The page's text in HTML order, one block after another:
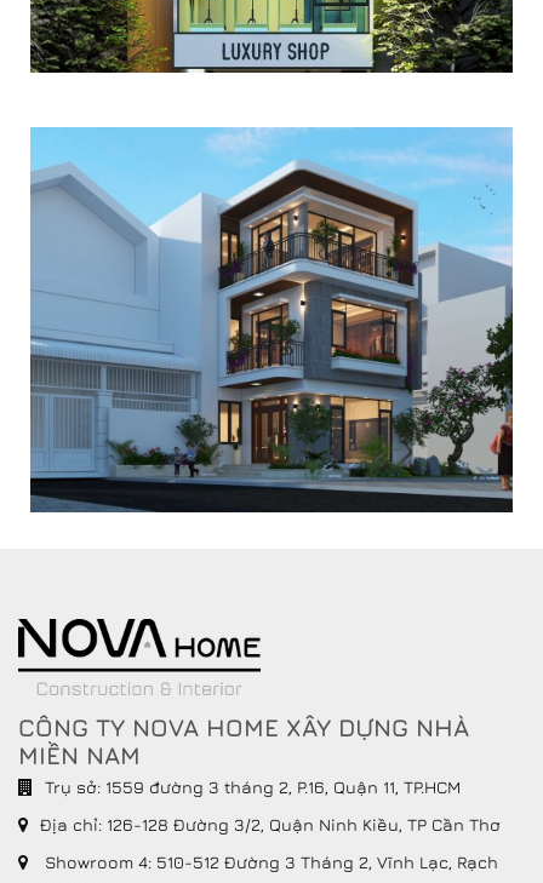
CÔNG TY NOVA HOME XÂY DỰNG NHÀ
MIỀN NAM
Trụ sở: 1559 đường 3 tháng 2, P.16, Quận 11, TP.HCM
Địa chỉ: 126-128 Đường 3/2, Quận Ninh Kiều, TP Cần Thơ
Showroom 4: 510-512 Đường 3 Tháng 2, Vĩnh Lạc, Rạch